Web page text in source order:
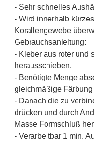
- Sehr schnelles
- Wird innerhalb
Korallengewebe
Gebrauchsanleitung:
- Kleber aus roter und
herausschieben.
- Benötigte Menge
gleichmäßige Färbung
- Danach die zu
drücken und durch
Masse Formschluß
- Verarbeitbar 1 min.